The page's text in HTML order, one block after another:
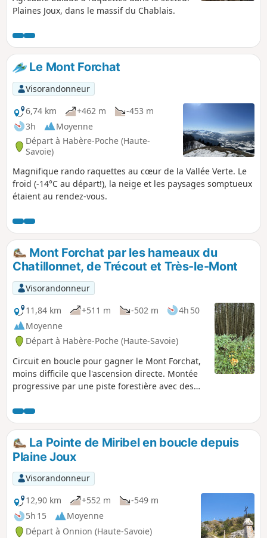
Plaines Joux, dans le massif du Chablais.
Le Mont Forchat
Visorandonneur
6,74 km
+462 m
-453 m
3h
Moyenne
Départ à Habère-Poche (Haute-
Savoie)
Magnifique rando raquettes au cœur de la Vallée Verte. Le
froid (-14°C au départ!), la neige et les paysages somptueux
étaient au rendez-vous.
Mont Forchat par les hameaux du
Chatillonnet, de Trécout et Très-le-Mont
Visorandonneur
11,84 km
+511 m -502 m
4h 50
Moyenne
Départ à Habère-Poche (Haute-Savoie)
Circuit en boucle pour gagner le Mont Forchat,
moins difficile que l'ascension directe. Montée
progressive par une piste forestière avec des
hameaux du Chatillonnet et de Trécout avant
d'arrivée à celui de Très le Mont. Accès au
sommet par le Balcon du Léman. Retour par un
sentier raide sur le Col de l'Encrenaz, puis la
piste de Très le Mont, un sentier facile en sous-
bois avant de rejoindre la piste du Col des
Moises.
La Pointe de Miribel en boucle depuis
Plaine Joux
Visorandonneur
12,90 km
+552 m
-549 m
5h 15
Moyenne
Départ à Onnion (Haute-Savoie)